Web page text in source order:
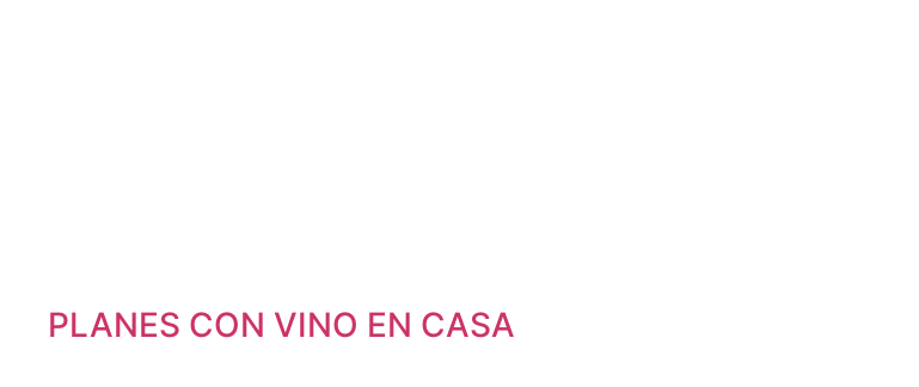
PLANES CON VINO EN CASA